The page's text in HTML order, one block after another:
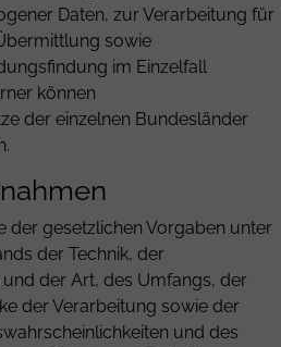
Daten, zur Verarbeitung für
sowie
im Einzelfall
können
der einzelnen Bundesländer
der gesetzlichen Vorgaben unter
der Technik, der
der Art, des Umfangs, der
der Verarbeitung sowie der
und des